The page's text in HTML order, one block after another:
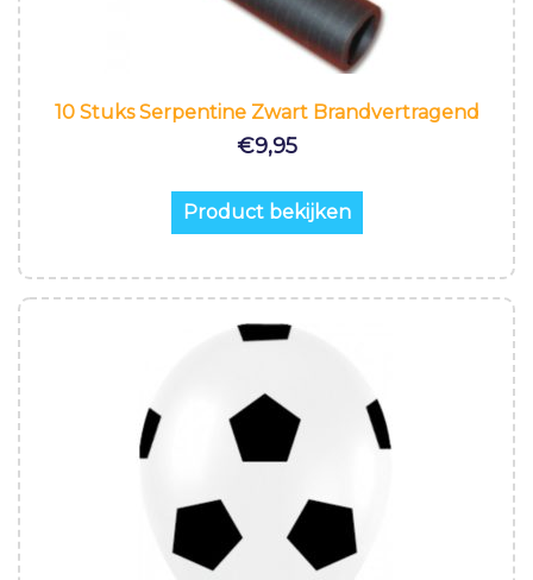
10 Stuks Serpentine Zwart Brandvertragend
€9,95
Product bekijken